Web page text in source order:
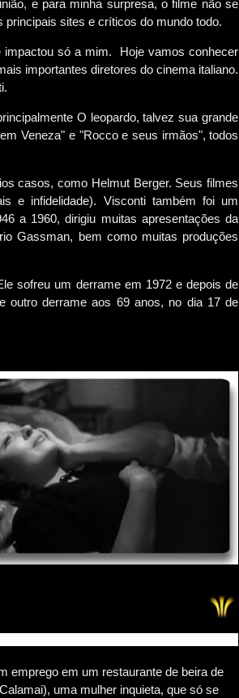
e para minha surpresa, o filme não se
principais sites e críticos do mundo todo.
impactou só a mim. Hoje vamos conhecer
importantes diretores do cinema italiano.
O leopardo, talvez sua grande
Veneza" e "Rocco e seus irmãos", todos
casos, como Helmut Berger. Seus filmes
e infidelidade). Visconti também foi um
a 1960, dirigiu muitas apresentações da
Gassman, bem como muitas produções
sofreu um derrame em 1972 e depois de
outro derrame aos 69 anos, no dia 17 de
emprego em um restaurante de beira de
uma mulher inquieta, que só se